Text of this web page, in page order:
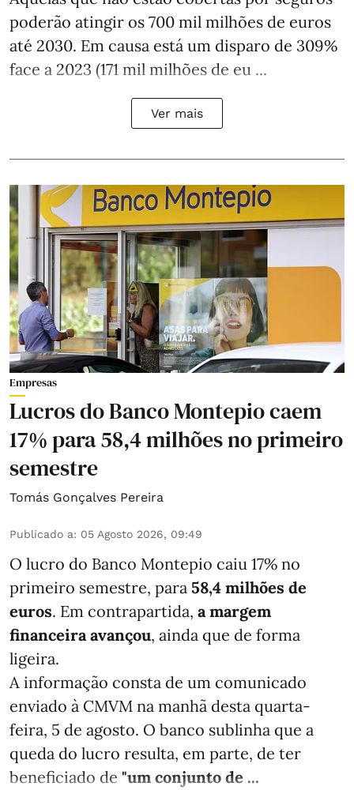
poderão atingir os 700 mil milhões de euros
até 2030. Em causa está um disparo de 309%
face a 2023 (171 mil milhões de eu ...
Ver mais
Empresas
Lucros do Banco Montepio caem
17% para 58,4 milhões no primeiro
semestre
Tomás Gonçalves Pereira
Publicado a: 05 Agosto 2026, 09:49
O lucro do Banco Montepio caiu 17% no
primeiro semestre, para 58,4 milhões de
euros. Em contrapartida, a margem
financeira avançou, ainda que de forma
ligeira.
A informação consta de um comunicado
enviado à CMVM na manhã desta quarta-
feira, 5 de agosto. O banco sublinha que a
queda do lucro resulta, em parte, de ter
beneficiado de "um conjunto de ...